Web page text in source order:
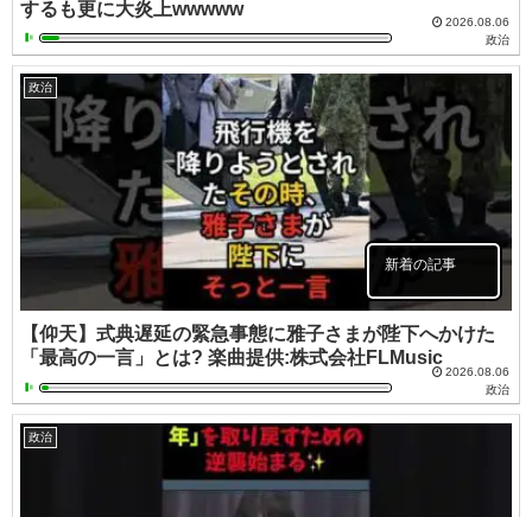
するも更に大炎上wwwww
2026.08.06
政治
政治
新着の記事
【仰天】式典遅延の緊急事態に雅子さまが陛下へかけた
「最高の一言」とは? 楽曲提供:株式会社FLMusic
2026.08.06
政治
政治